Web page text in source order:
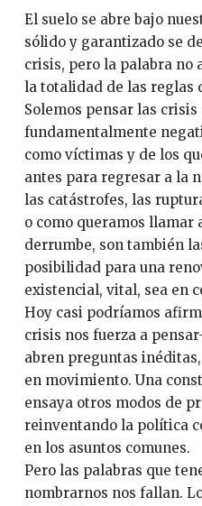
El suelo se abre bajo nuestros pies. Lo que creíamos
sólido y garantizado se
crisis, pero la palabra no
la totalidad de las reglas
Solemos pensar las crisis
fundamentalmente
como víctimas y de los
antes para regresar a la
las catástrofes, las
o como queramos llamar
derrumbe, son también
posibilidad para una
existencial, vital, sea en
Hoy casi podríamos
crisis nos fuerza a
abren preguntas
en movimiento. Una
ensaya otros modos de
reinventando la política
en los asuntos comunes.
Pero las palabras que
nombrarnos nos fallan.